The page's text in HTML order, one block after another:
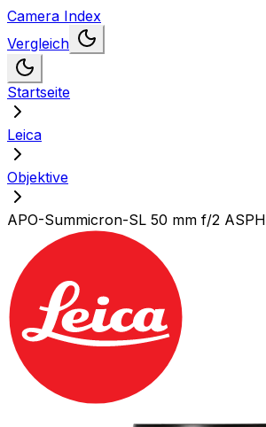
Camera Index
Vergleich
Startseite
Leica
Objektive
APO-Summicron-SL 50 mm f/2 ASPH